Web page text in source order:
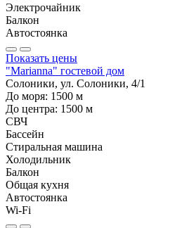
Электрочайник
Балкон
Автостоянка
Показать цены
"Marianna" гостевой дом
Солоники, ул. Солоники, 4/1
До моря: 1500 м
До центра: 1500 м
СВЧ
Бассейн
Стиральная машина
Холодильник
Балкон
Общая кухня
Автостоянка
Wi-Fi